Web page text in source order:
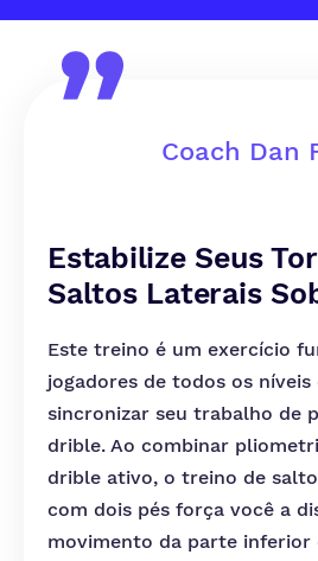
Coach Dan
Estabilize Seus
Saltos Laterais
Este treino é um exercício
jogadores de todos os níveis
sincronizar seu trabalho de
drible. Ao combinar
drible ativo, o treino de
com dois pés força você a
movimento da parte inferior